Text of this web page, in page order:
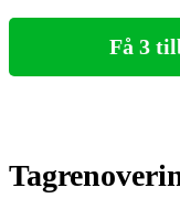
Få 3